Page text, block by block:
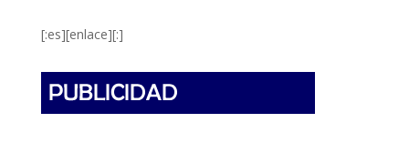
[:es][enlace][:]